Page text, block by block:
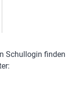
Schullogin finden